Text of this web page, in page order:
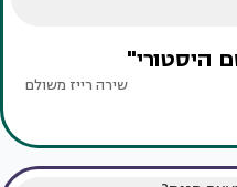
היסטורי"
שירה רייז משולם